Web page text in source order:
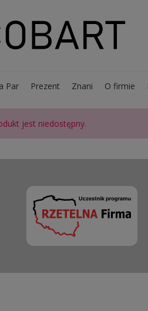
Par Prezent Znani O firmie
jest niedostępny.